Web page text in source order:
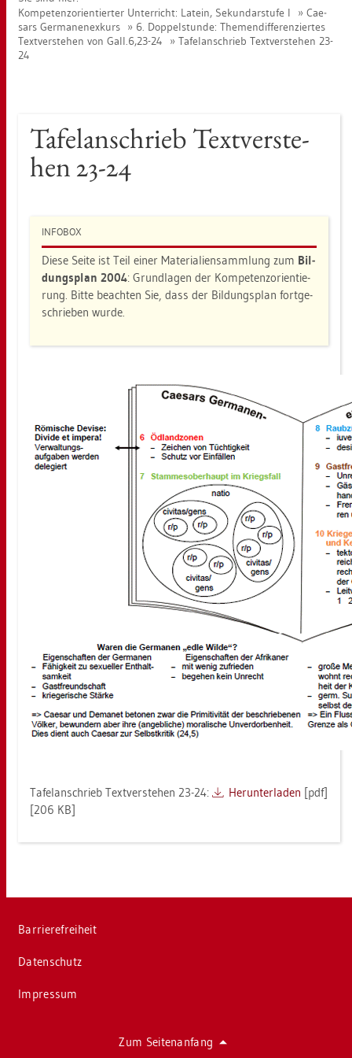
Kom­pe­tenz­ori­en­tier­ter Un­ter­richt: La­tein, Se­kun­dar­stu­fe I
Cae­
sars Ger­ma­nen­ex­kurs
6. Dop­pel­stun­de: The­men­dif­fe­ren­zier­tes
Text­ver­ste­hen von Gall.6,23-24
Ta­fel­an­schrieb Text­ver­ste­hen 23-
24
Ta­fel­an­schrieb Text­ver­ste­
hen 23-24
IN­FO­BOX
Diese Seite ist Teil einer Ma­te­ria­li­en­samm­lung zum Bil­
dungs­plan 2004: Grund­la­gen der Kom­pe­tenz­ori­en­tie­
rung. Bitte be­ach­ten Sie, dass der Bil­dungs­plan fort­ge­
schrie­ben wurde.
Ta­fel­an­schrieb Text­ver­ste­hen 23-24: Her­un­ter­la­den [pdf]
[206 KB]
Bar­rie­re­frei­heit
Da­ten­schutz
Im­pres­sum
Zum Sei­ten­an­fang